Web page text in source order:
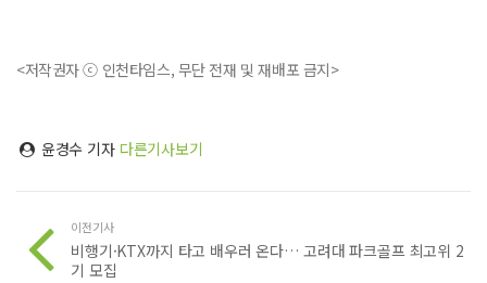
<저작권자 ⓒ 인천타임스, 무단 전재 및 재배포 금지>
윤경수 기자 다른기사보기
이전기사
비행기·KTX까지 타고 배우러 온다… 고려대 파크골프 최고위 2
기 모집